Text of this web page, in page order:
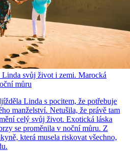
svůj život i zemi. Marocká
můru
Linda s pocitem, že potřebuje
manželství. Netušila, že právě tam
celý svůj život. Exotická láska
se proměnila v noční můru. Z
která musela riskovat všechno,